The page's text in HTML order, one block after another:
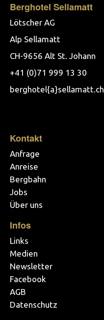
Berghotel Sellamatt
Lötscher AG
Alp Sellamatt
CH-9656 Alt St. Johann
+41 (0)71 999 13 30
berghotel{a}sellamatt.ch
Kontakt
Anfrage
Anreise
Bergbahn
Jobs
Über uns
Infos
Links
Medien
Newsletter
Facebook
AGB
Datenschutz